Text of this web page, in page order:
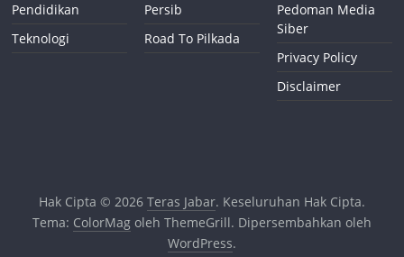
Pendidikan
Teknologi
Persib
Road To Pilkada
Pedoman Media
Siber
Privacy Policy
Disclaimer
Hak Cipta © 2026 Teras Jabar. Keseluruhan Hak Cipta.
Tema: ColorMagoleh ThemeGrill. Dipersembahkan oleh
WordPress.